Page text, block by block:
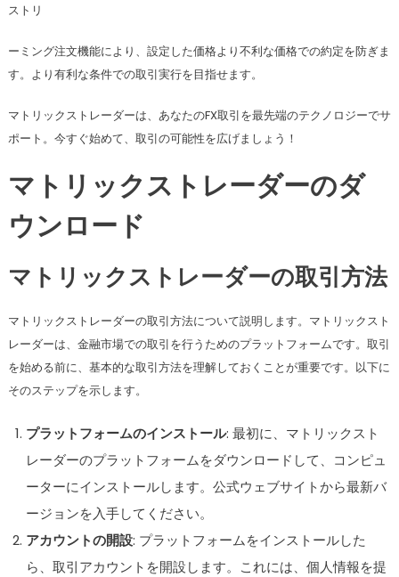
ストリ
ーミング注文機能により、設定した価格より不利な価格での約定を防ぎま
す。より有利な条件での取引実行を目指せます。
マトリックストレーダーは、あなたのFX取引を最先端のテクノロジーでサ
ポート。今すぐ始めて、取引の可能性を広げましょう！
マトリックストレーダーのダ
ウンロード
マトリックストレーダーの取引方法
マトリックストレーダーの取引方法について説明します。マトリックスト
レーダーは、金融市場での取引を行うためのプラットフォームです。取引
を始める前に、基本的な取引方法を理解しておくことが重要です。以下に
そのステップを示します。
プラットフォームのインストール: 最初に、マトリックスト
レーダーのプラットフォームをダウンロードして、コンピュ
ーターにインストールします。公式ウェブサイトから最新バ
ージョンを入手してください。
アカウントの開設: プラットフォームをインストールした
ら、取引アカウントを開設します。これには、個人情報を提